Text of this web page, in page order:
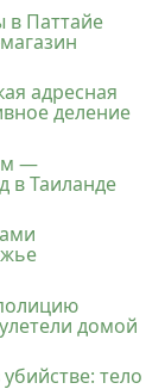
в Паттайе
адресная
деление
—
в Таиланде
домой
тело